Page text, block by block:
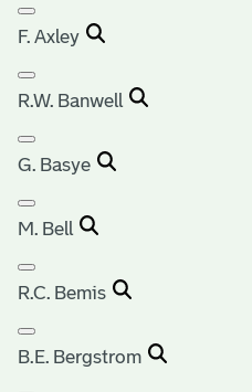
F. Axley
R.W. Banwell
G. Basye
M. Bell
R.C. Bemis
B.E. Bergstrom